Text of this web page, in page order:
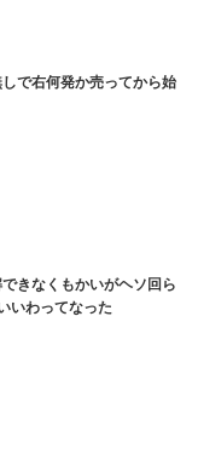
で右何発か売ってから始
きなくもかいがヘソ回ら
いわってなった